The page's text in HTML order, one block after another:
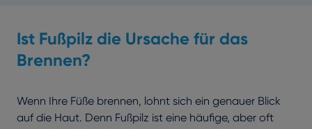
Ist Fußpilz die Ursache für das
Brennen?
Wenn Ihre Füße brennen, lohnt sich ein genauer Blick
auf die Haut. Denn Fußpilz ist eine häufige, aber oft